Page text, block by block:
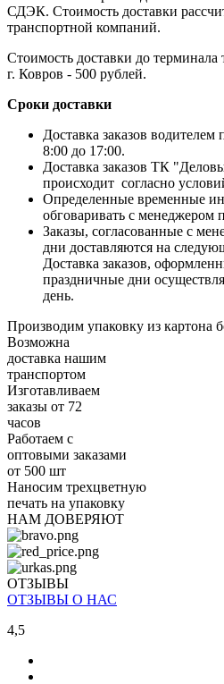
СДЭК. Стоимость доставки
транспортной компаний.
Стоимость доставки до
г. Ковров - 500 рублей.
Сроки доставки
Доставка заказов
8:00 до 17:00.
Доставка заказов ТК
происходит согласно
Определенные временные
обговаривать с менеджером
Заказы, согласованные с
дни доставляются на
Доставка заказов,
праздничные дни
день.
Производим упаковку из картона
Возможна
доставка нашим
транспортом
Изготавливаем
заказы от 72
часов
Работаем с
оптовыми заказами
от 500 шт
Наносим трехцветную
печать на упаковку
НАМ ДОВЕРЯЮТ
ОТЗЫВЫ
ОТЗЫВЫ О НАС
4,5